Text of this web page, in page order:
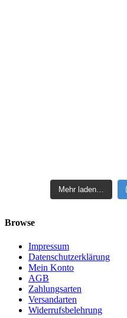
Mehr laden…
Browse
Impressum
Datenschutzerklärung
Mein Konto
AGB
Zahlungsarten
Versandarten
Widerrufsbelehrung